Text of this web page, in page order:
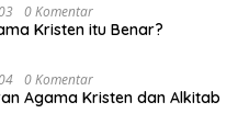
0 Komentar
Kristen itu Benar?
0 Komentar
Agama Kristen dan Alkitab